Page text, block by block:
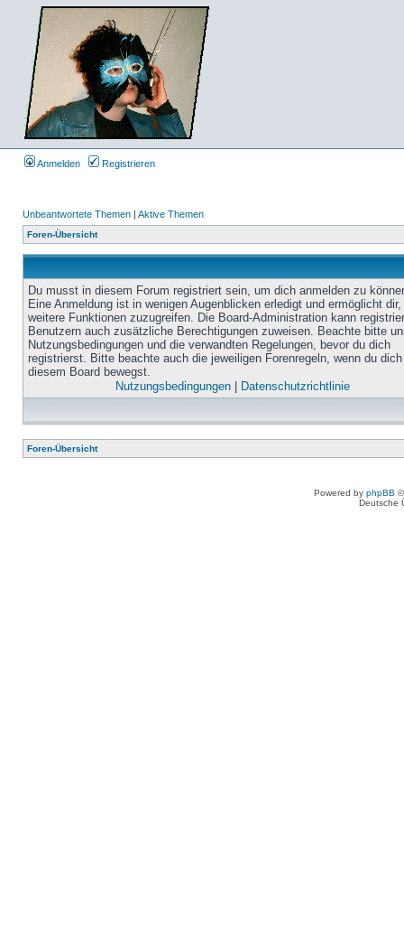
Anmelden Registrieren
Unbeantwortete Themen | Aktive Themen
Foren-Übersicht
Du musst in diesem Forum registriert sein, um dich anmelden zu
Eine Anmeldung ist in wenigen Augenblicken erledigt und ermöglicht
weitere Funktionen zuzugreifen. Die Board-Administration kann
Benutzern auch zusätzliche Berechtigungen zuweisen. Beachte bitte
Nutzungsbedingungen und die verwandten Regelungen, bevor du dich
registrierst. Bitte beachte auch die jeweiligen Forenregeln, wenn du
diesem Board bewegst.
Nutzungsbedingungen| Datenschutzrichtlinie
Foren-Übersicht
Powered by phpBB
Deutsche